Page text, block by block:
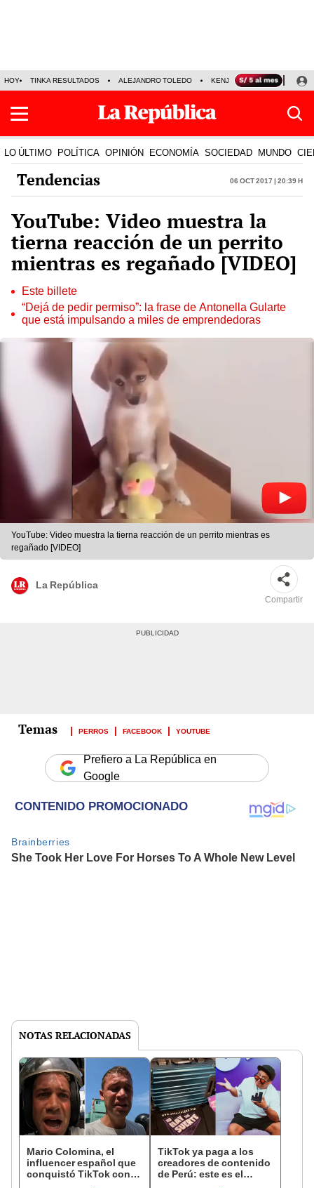
HOY TINKA RESULTADOS ALEJANDRO TOLEDO KENJI FUJIMORI
LO ÚLTIMO POLÍTICA OPINIÓN ECONOMÍA SOCIEDAD MUNDO
Tendencias 06 Oct 2017 | 20:39 h
YouTube: Video muestra la
tierna reacción de un perrito
mientras es regañado [VIDEO]
Este billete
“Dejá de pedir permiso”: la frase de Antonella Gularte
que está impulsando a miles de emprendedoras
YouTube: Video muestra la tierna reacción de un perrito mientras es
regañado [VIDEO]
La República
Compartir
PERROS FACEBOOK YOUTUBE
Prefiero a La República en
Google
NOTAS RELACIONADAS
Mario Colomina, el
influencer español que
conquistó TikTok con
TikTok ya paga a los
creadores de contenido
de Perú: este es el